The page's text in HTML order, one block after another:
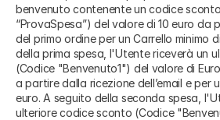
benvenuto contenente un codice
“ProvaSpesa”) del valore di 10 euro da
del primo ordine per un Carrello minimo
della prima spesa, l'Utente riceverà un
(Codice "Benvenuto1") del valore di
a partire dalla ricezione dell’email e per
euro. A seguito della seconda spesa,
ulteriore codice sconto (Codice